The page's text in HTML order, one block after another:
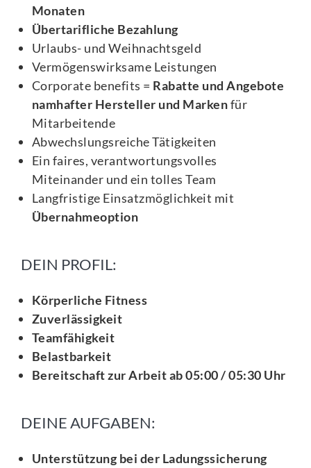
Monaten
Übertarifliche Bezahlung
Urlaubs- und Weihnachtsgeld
Vermögenswirksame Leistungen
Corporate benefits = Rabatte und Angebote
namhafter Hersteller und Markenfür
Mitarbeitende
Abwechslungsreiche Tätigkeiten
Ein faires, verantwortungsvolles
Miteinander und ein tolles Team
Langfristige Einsatzmöglichkeit mit
Übernahmeoption
DEIN PROFIL:
Körperliche Fitness
Zuverlässigkeit
Teamfähigkeit
Belastbarkeit
Bereitschaft zur Arbeit ab 05:00 / 05:30 Uhr
DEINE AUFGABEN:
Unterstützung bei der Ladungssicherung